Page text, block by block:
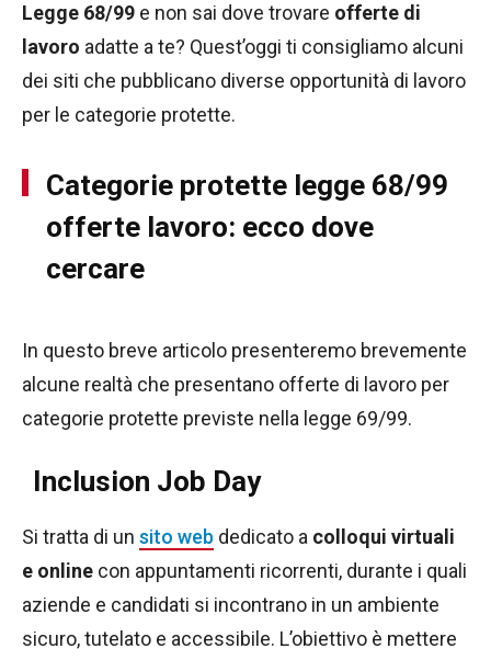
Legge 68/99 e non sai dove trovare offerte di
lavoro adatte a te? Quest’oggi ti consigliamo alcuni
dei siti che pubblicano diverse opportunità di lavoro
per le categorie protette.
Categorie protette legge 68/99
offerte lavoro: ecco dove
cercare
In questo breve articolo presenteremo brevemente
alcune realtà che presentano offerte di lavoro per
categorie protette previste nella legge 69/99.
Inclusion Job Day
Si tratta di un sito web dedicato a colloqui virtuali
e online con appuntamenti ricorrenti, durante i quali
aziende e candidati si incontrano in un ambiente
sicuro, tutelato e accessibile. L’obiettivo è mettere